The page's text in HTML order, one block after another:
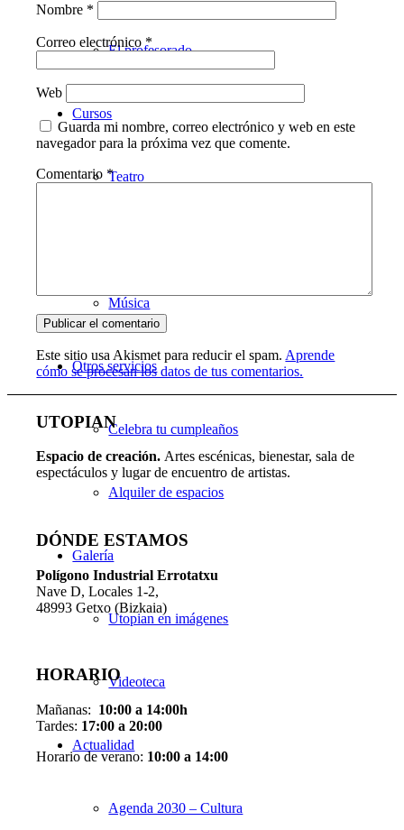
El profesorado
Cursos
Teatro
Música
Otros servicios
Celebra tu cumpleaños
Alquiler de espacios
Galería
Utopian en imágenes
Videoteca
Actualidad
Agenda 2030 – Cultura
Nombre *
Correo electrónico*
Web
Guarda mi nombre, correo electrónico y web en este
navegador para la próxima vez que comente.
Comentario *
Este sitio usa Akismet para reducir el spam. Aprende
cómo se procesan los datos de tus comentarios.
UTOPIAN
Espacio de creación. Artes escénicas, bienestar, sala de
espectáculos y lugar de encuentro de artistas.
DÓNDE ESTAMOS
Polígono Industrial Errotatxu
Nave D, Locales 1-2,
48993 Getxo (Bizkaia)
HORARIO
Mañanas: 10:00 a 14:00h
Tardes: 17:00 a 20:00
Horario de verano: 10:00 a 14:00